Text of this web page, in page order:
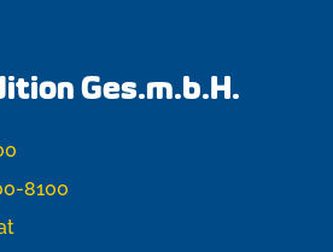
Ges.m.b.H.
8100